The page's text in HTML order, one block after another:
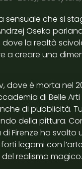
che si
Oseka
la realtà
a creare una
è morta nel
di Belle
di pubblicità.
della pittura.
Firenze ha
legami con
realismo magico.